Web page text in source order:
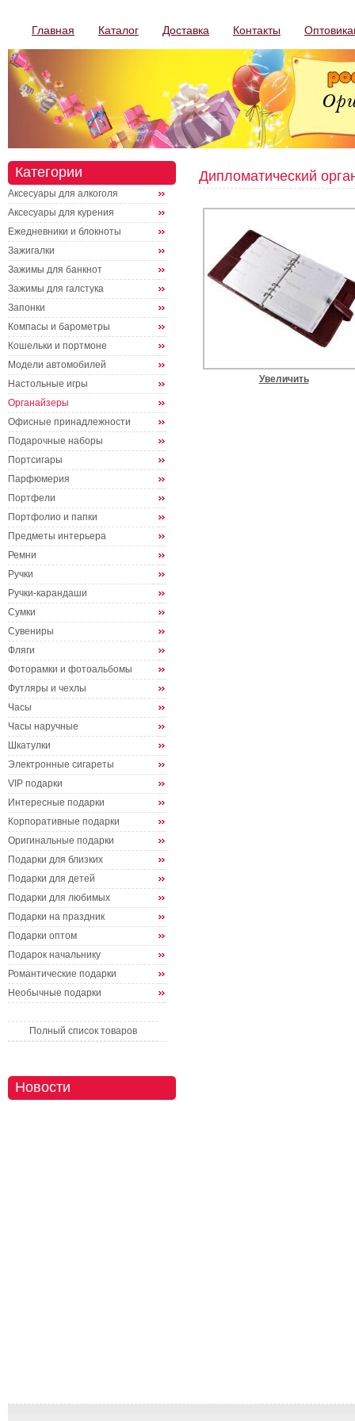
Главная Каталог Доставка Контакты
Категории
Аксесуары для алкоголя
Аксесуары для курения
Ежедневники и блокноты
Зажигалки
Зажимы для банкнот
Зажимы для галстука
Запонки
Компасы и барометры
Кошельки и портмоне
Модели автомобилей
Настольные игры
Органайзеры
Офисные принадлежности
Подарочные наборы
Портсигары
Парфюмерия
Портфели
Портфолио и папки
Предметы интерьера
Ремни
Ручки
Ручки-карандаши
Сумки
Сувениры
Фляги
Фоторамки и фотоальбомы
Футляры и чехлы
Часы
Часы наручные
Шкатулки
Электронные сигареты
VIP подарки
Интересные подарки
Корпоративные подарки
Оригинальные подарки
Подарки для близких
Подарки для детей
Подарки для любимых
Подарки на праздник
Подарки оптом
Подарок начальнику
Романтические подарки
Необычные подарки
Полный список товаров
Новости
Дипломатический
Увеличить